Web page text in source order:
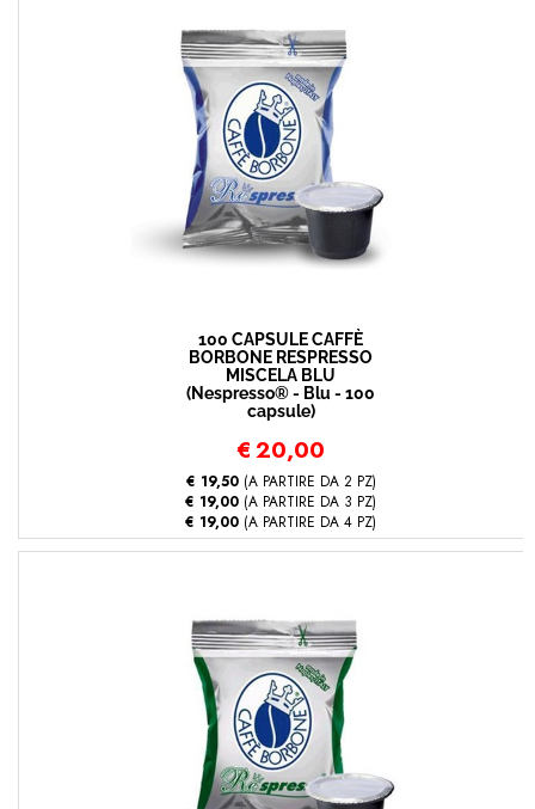
100 CAPSULE CAFFÈ
BORBONE RESPRESSO
MISCELA BLU
(Nespresso® - Blu - 100
capsule)
€20,00
€ 19,50(A PARTIRE DA 2 PZ)
€ 19,00 (A PARTIRE DA 3 PZ)
€ 19,00 (A PARTIRE DA 4 PZ)